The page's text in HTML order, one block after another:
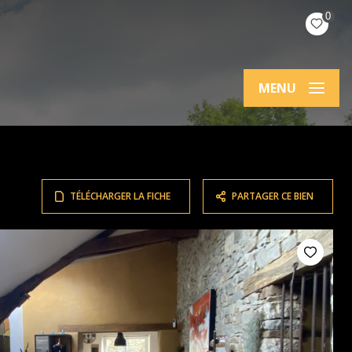
0
MENU
TÉLÉCHARGER LA FICHE PARTAGER CE BIEN